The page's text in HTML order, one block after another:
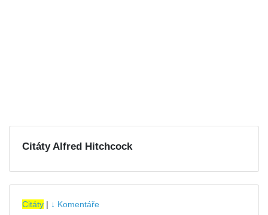
Citáty Alfred Hitchcock
Citáty | ↓ Komentáře